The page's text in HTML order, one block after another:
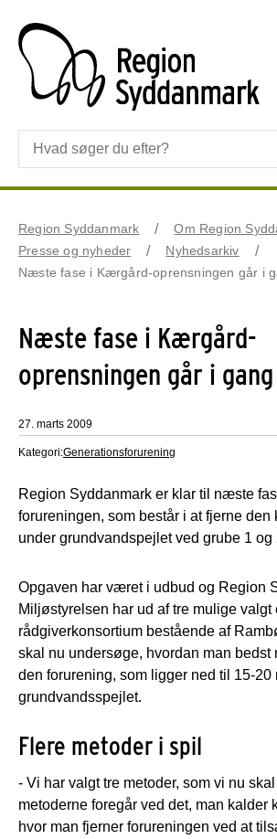
Region Syddanmark
Om Region
Presse og nyheder
Nyhedsarkiv
Næste fase i Kærgård-oprensningen går i
Næste fase i Kærgård-
oprensningen går i gang
27. marts 2009
Kategori:Generationsforurening
Region Syddanmark er klar til næste
forureningen, som består i at fjerne den
under grundvandspejlet ved grube 1 og
Opgaven har været i udbud og Region
Miljøstyrelsen har ud af tre mulige valgt
rådgiverkonsortium bestående af
skal nu undersøge, hvordan man bedst
den forurening, som ligger ned til 15-20
grundvandsspejlet.
Flere metoder i spil
- Vi har valgt tre metoder, som vi nu
metoderne foregår ved det, man kalder
hvor man fjerner forureningen ved at